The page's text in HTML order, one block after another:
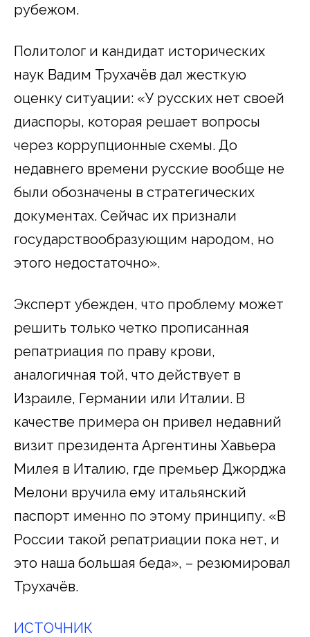
рубежом.
Политолог и кандидат исторических
наук Вадим Трухачёв дал жесткую
оценку ситуации: «У русских нет своей
диаспоры, которая решает вопросы
через коррупционные схемы. До
недавнего времени русские вообще не
были обозначены в стратегических
документах. Сейчас их признали
государствообразующим народом, но
этого недостаточно».
Эксперт убежден, что проблему может
решить только четко прописанная
репатриация по праву крови,
аналогичная той, что действует в
Израиле, Германии или Италии. В
качестве примера он привел недавний
визит президента Аргентины Хавьера
Милея в Италию, где премьер Джорджа
Мелони вручила ему итальянский
паспорт именно по этому принципу. «В
России такой репатриации пока нет, и
это наша большая беда», – резюмировал
Трухачёв.
ИСТОЧНИК